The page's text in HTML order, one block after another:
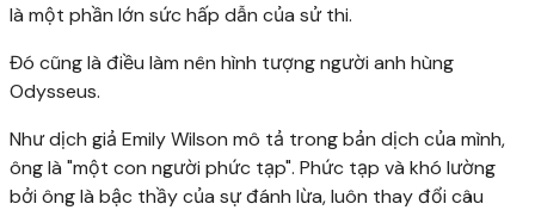
là một phần lớn sức hấp dẫn của sử thi.
Đó cũng là điều làm nên hình tượng người anh hùng
Odysseus.
Như dịch giả Emily Wilson mô tả trong bản dịch của mình,
ông là "một con người phức tạp". Phức tạp và khó lường
bởi ông là bậc thầy của sự đánh lừa, luôn thay đổi câu